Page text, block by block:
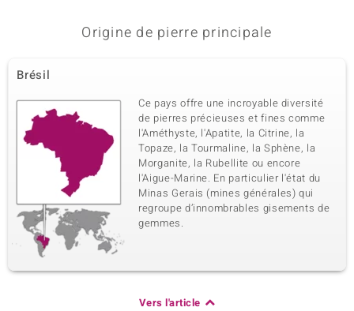
Origine de pierre principale
Brésil
Ce pays offre une incroyable diversité
de pierres précieuses et fines comme
l'Améthyste, l'Apatite, la Citrine, la
Topaze, la Tourmaline, la Sphène, la
Morganite, la Rubellite ou encore
l'Aigue-Marine. En particulier l'état du
Minas Gerais (mines générales) qui
regroupe d’innombrables gisements de
gemmes.
Vers l'article